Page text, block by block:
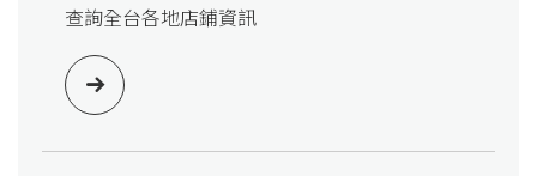
查詢全台各地店鋪資訊